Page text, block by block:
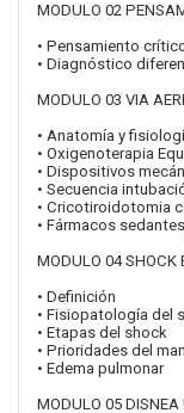
MODULO 02
• Pensamiento
• Diagnóstico
MODULO 03 VIA
• Anatomía y
• Oxigenoterapia
• Dispositivos
• Secuencia
• Cricotiroidotomia
• Fármacos
MODULO 04 SHOCK
• Definición
• Fisiopatología del
• Etapas del shock
• Prioridades del
• Edema pulmonar
MODULO 05 DISNEA